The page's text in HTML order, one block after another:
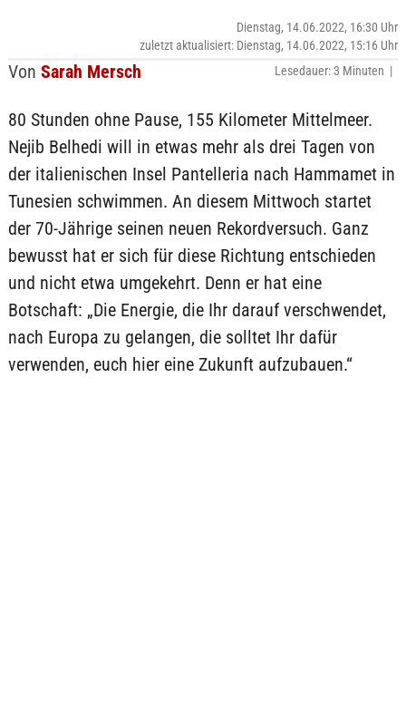
Von Sarah Mersch
Dienstag, 14.06.2022, 16:30 Uhr
zuletzt aktualisiert: Dienstag, 14.06.2022, 15:16 Uhr
Lesedauer: 3 Minuten |
80 Stunden ohne Pause, 155 Kilometer Mittelmeer.
Nejib Belhedi will in etwas mehr als drei Tagen von
der italienischen Insel Pantelleria nach Hammamet in
Tunesien schwimmen. An diesem Mittwoch startet
der 70-Jährige seinen neuen Rekordversuch. Ganz
bewusst hat er sich für diese Richtung entschieden
und nicht etwa umgekehrt. Denn er hat eine
Botschaft: „Die Energie, die Ihr darauf verschwendet,
nach Europa zu gelangen, die solltet Ihr dafür
verwenden, euch hier eine Zukunft aufzubauen.“